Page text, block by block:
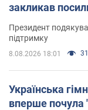
закликав
Президент
підтримку
8.08.2026 18:01
Українська
вперше почула